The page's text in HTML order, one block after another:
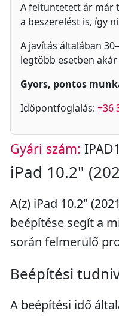
A feltüntetett ár már
a beszerelést is, így
A javítás általában
legtöbb esetben
Gyors, pontos
Időpontfoglalás: +36
Gyári szám:
iPad 10.2"
A(z) iPad 10.2"
beépítése segít a
során felmerülő
Beépítési
A beépítési idő